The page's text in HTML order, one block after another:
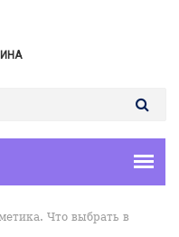
Что выбрать в